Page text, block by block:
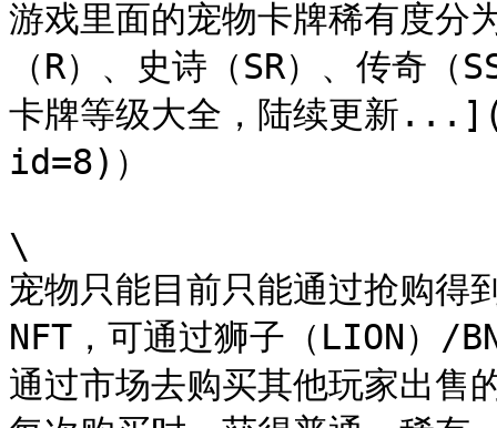
游戏里面的宠物卡牌稀有度分
（R）、史诗（SR）、传奇
卡牌等级大全，陆续更新
id=8)）
\
宠物只能目前只能通过抢购
NFT，可通过狮子（LION）/
通过市场去购买其他玩家出售